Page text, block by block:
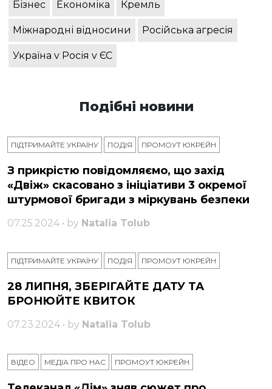
Бізнес Економіка Кремль
Міжнародні відносини Російська агресія
Україна v Росія v ЄС
Подібні новини
ПІДТРИМАЙТЕ УКРАЇНУ ПОДІЯ ПРОМОУТ ЮКРЕЙН
З прикрістю повідомляємо, що захід
«Двіж» скасовано з ініціативи 3 окремої
штурмової бригади з міркувань безпеки
07.25.2024 • by Natalia Tolub
ПІДТРИМАЙТЕ УКРАЇНУ ПОДІЯ ПРОМОУТ ЮКРЕЙН
28 ЛИПНЯ, ЗБЕРІГАЙТЕ ДАТУ ТА
БРОНЮЙТЕ КВИТОК
07.23.2024 • by Natalia Tolub
ВІДЕО МЕДІА ПРО НАС ПРОМОУТ ЮКРЕЙН